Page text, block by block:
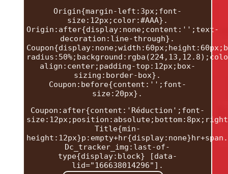
Origin{margin-left:3px;font-
size:12px;color:#AAA}.
Origin:after{display:none;content:'';text-
decoration:line-through}.
align:center;padding-top:12px;box-
sizing:border-box}.
Coupon:before{content:'';font-
size:20px}.
Coupon:after{content:'Réduction';font-
Title{min-
height:12px}p:empty+hr{display:none}hr+span.
Dc_tracker_img:last-of-
type{display:block} [data-
lid="166638014296"].